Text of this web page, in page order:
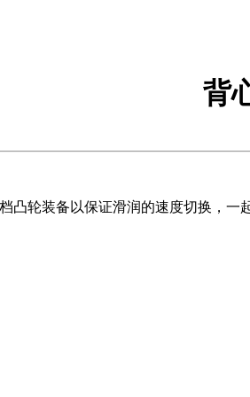
背
凸轮装备以保证滑润的速度切换，一